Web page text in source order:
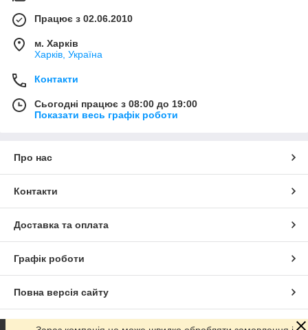
Працює з 02.06.2010
м. Харків
Харків, Україна
Контакти
Сьогодні працює з 08:00 до 19:00
Показати весь графік роботи
Про нас
Контакти
Доставка та оплата
Графік роботи
Повна версія сайту
Сайт створено на маркетплейсі Prom.ua